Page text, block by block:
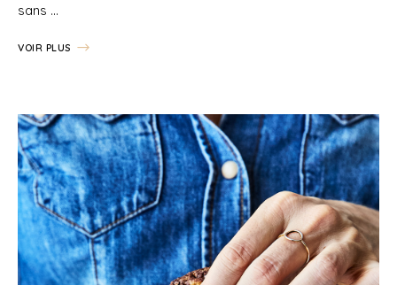
sans …
VOIR PLUS